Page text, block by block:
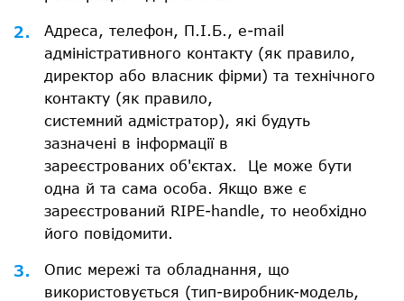
Адреса, телефон, П.І.Б., e-mail
адміністративного контакту (як правило,
директор або власник фірми) та технічного
контакту (як правило,
системний адмістратор), які будуть
зазначені в інформації в
зареєстрованих об'єктах. Це може бути
одна й та сама особа. Якщо вже є
зареєстрований RIPE-handle, то необхідно
його повідомити.
Опис мережі та обладнання, що
використовується (тип-виробник-модель,